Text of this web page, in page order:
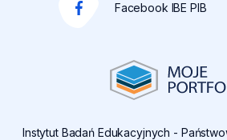
Instytut Badań Edukacyjnych -
Facebook IBE PIB